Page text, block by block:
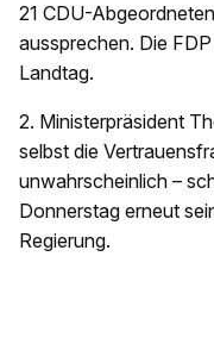
21 CDU-
aussprechen. Die
Landtag.
2. Ministerpräsident
selbst die
unwahrscheinlich –
Donnerstag erneut
Regierung.